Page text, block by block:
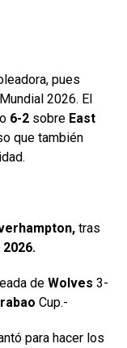
pues
2026. El
6-2 sobre East
que también
tras
de Wolves 3-
Cup.-
para hacer los